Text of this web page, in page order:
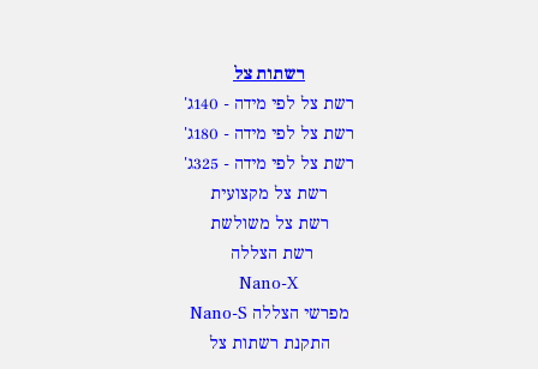
רשתות צל
רשת צל לפי מידה - 140ג'
רשת צל לפי מידה - 180ג'
רשת צל לפי מידה - 325ג'
רשת צל מקצועית
רשת צל משולשת
רשת הצללה
Nano-X
מפרשי הצללה Nano-S
התקנת רשתות צל